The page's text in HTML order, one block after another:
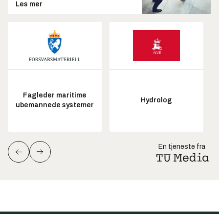
Les mer
Fagleder maritime
ubemannede systemer
Hydrolog
En tjeneste fra